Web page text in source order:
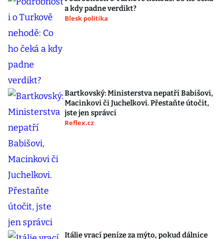
a kdy padne verdikt?
Blesk politika
Bartkovský: Ministerstva nepatří Babišovi,
Macinkovi či Juchelkovi. Přestaňte útočit,
jste jen správci
Reflex.cz
Itálie vrací peníze za mýto, pokud dálnice